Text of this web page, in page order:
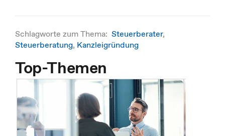
Schlagworte zum Thema: Steuerberater,
Steuerberatung, Kanzleigründung
Top-Themen